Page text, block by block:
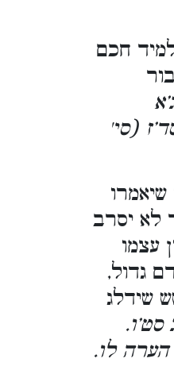
חכם
(סי'
לא יסרב
עצמו
גדול,
שידלג
סט’ו.
הערה לו.